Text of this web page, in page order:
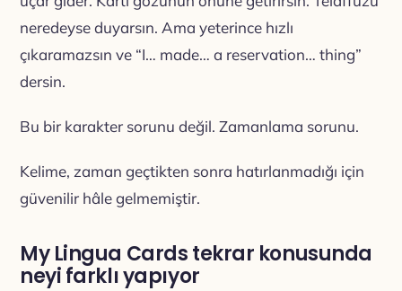
neredeyse duyarsın. Ama yeterince hızlı
çıkaramazsın ve “I… made… a reservation… thing”
dersin.
Bu bir karakter sorunu değil. Zamanlama sorunu.
Kelime, zaman geçtikten sonra hatırlanmadığı için
güvenilir hâle gelmemiştir.
My Lingua Cards tekrar konusunda
neyi farklı yapıyor